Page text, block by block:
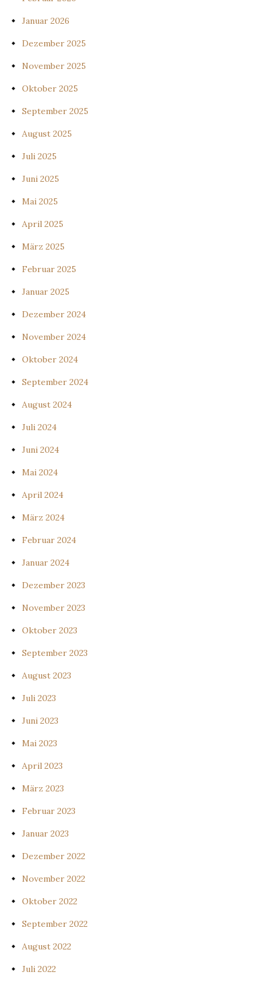
Januar 2026
Dezember 2025
November 2025
Oktober 2025
September 2025
August 2025
Juli 2025
Juni 2025
Mai 2025
April 2025
März 2025
Februar 2025
Januar 2025
Dezember 2024
November 2024
Oktober 2024
September 2024
August 2024
Juli 2024
Juni 2024
Mai 2024
April 2024
März 2024
Februar 2024
Januar 2024
Dezember 2023
November 2023
Oktober 2023
September 2023
August 2023
Juli 2023
Juni 2023
Mai 2023
April 2023
März 2023
Februar 2023
Januar 2023
Dezember 2022
November 2022
Oktober 2022
September 2022
August 2022
Juli 2022